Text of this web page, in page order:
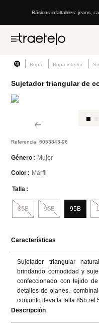
Básicos infaltables: jeans,
Ropa Ropa interior
Sujetador triangular de
Referencia:5053843-96
Género
Mujer
Color
Marfil
Talla
85B 90B 95B
Características
Sujetador triangular
brindando comodidad y
confeccionado con tejido
detalles de olanes.-
conjunto.lleva la talla
Descripción